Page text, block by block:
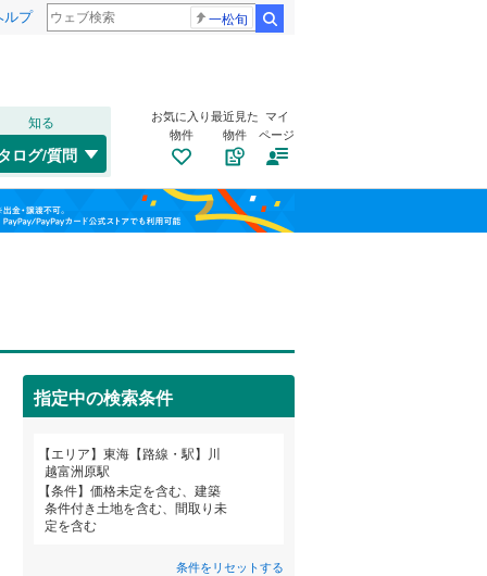
ルプ 一松旬
知る
ログ/質問
お気に入り
物件
最近見た
物件
マイ
ページ
指定中の検索条件
エリア
東海【路線・駅】川
越富洲原駅
条件
価格未定を含む、建築
条件付き土地を含む、間取り未
定を含む
条件をリセットする
福島
東海道本線（JR東海）( 1,656)
飯田線(221
高山本線（JR東海）(103)
名古屋市営地下鉄鶴舞線
天竜浜名湖鉄道(92)
伊勢鉄道(
(0) (0) (0)
(7) (11) ( 39)
トイレ２か所（1）
太陽光発電システム（1）
南道路（0）